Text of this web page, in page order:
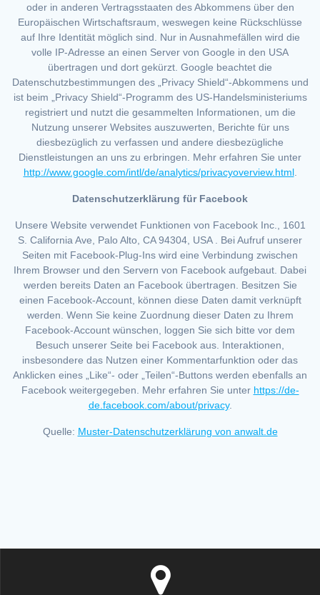
oder in anderen Vertragsstaaten des Abkommens über den
Europäischen Wirtschaftsraum, weswegen keine Rückschlüsse
auf Ihre Identität möglich sind. Nur in Ausnahmefällen wird die
volle IP-Adresse an einen Server von Google in den USA
übertragen und dort gekürzt. Google beachtet die
Datenschutzbestimmungen des „Privacy Shield“-Abkommens und
ist beim „Privacy Shield“-Programm des US-Handelsministeriums
registriert und nutzt die gesammelten Informationen, um die
Nutzung unserer Websites auszuwerten, Berichte für uns
diesbezüglich zu verfassen und andere diesbezügliche
Dienstleistungen an uns zu erbringen. Mehr erfahren Sie unter
http://www.google.com/intl/de/analytics/privacyoverview.html.
Datenschutzerklärung für Facebook
Unsere Website verwendet Funktionen von Facebook Inc., 1601
S. California Ave, Palo Alto, CA 94304, USA . Bei Aufruf unserer
Seiten mit Facebook-Plug-Ins wird eine Verbindung zwischen
Ihrem Browser und den Servern von Facebook aufgebaut. Dabei
werden bereits Daten an Facebook übertragen. Besitzen Sie
einen Facebook-Account, können diese Daten damit verknüpft
werden. Wenn Sie keine Zuordnung dieser Daten zu Ihrem
Facebook-Account wünschen, loggen Sie sich bitte vor dem
Besuch unserer Seite bei Facebook aus. Interaktionen,
insbesondere das Nutzen einer Kommentarfunktion oder das
Anklicken eines „Like“- oder „Teilen“-Buttons werden ebenfalls an
Facebook weitergegeben. Mehr erfahren Sie unter https://de-
de.facebook.com/about/privacy.
Quelle: Muster-Datenschutzerklärung von anwalt.de